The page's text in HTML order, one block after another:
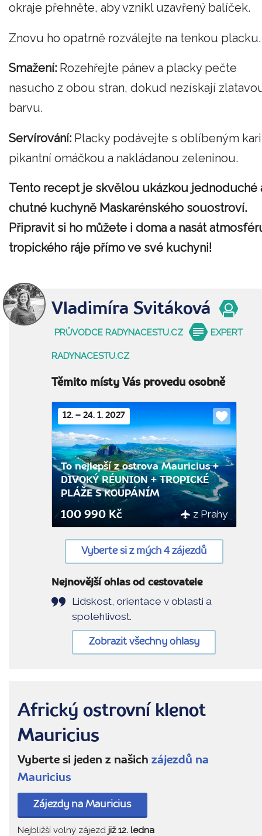
okraje přehněte, aby vznikl uzavřený balíček.
Znovu ho opatrně rozválejte na tenkou placku.
Smažení: Rozehřejte pánev a placky pečte
nasucho z obou stran, dokud nezískají
barvu.
Servírování: Placky podávejte s oblíbeným
pikantní omáčkou a nakládanou zeleninou.
Tento recept je skvělou ukázkou jednoduché
chutné kuchyně Maskarénského souostroví.
Připravit si ho můžete i doma a nasát
tropického ráje přímo ve své kuchyni!
Vladimíra Svitáková
PRŮVODCE RADYNACESTU.CZ EXPERT
RADYNACESTU.CZ
Těmito místy Vás provedu osobně
12. – 24. 1. 2027
Do
To nejlepší z ostrova Mauricius +
DIVOKÝ RÉUNION + TROPICKÉ
PLÁŽE S KOUPÁNÍM
100 990 Kč z Prahy
Vyberte si z mých 4 zájezdů
Nejnovější ohlas od cestovatele
Lidskost, orientace v oblasti a
spolehlivost.
Zobrazit všechny ohlasy
Africký ostrovní klenot
Mauricius
Vyberte si jeden z našich zájezdů na
Mauricius
Zájezdy na Mauricius
Nejbližší volný zájezd již 12. ledna